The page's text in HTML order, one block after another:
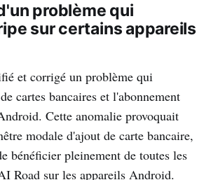
problème qui
sur certains appareils
et corrigé un problème qui
cartes bancaires et l'abonnement
Cette anomalie provoquait
modale d'ajout de carte bancaire,
bénéficier pleinement de toutes les
Road sur les appareils Android.